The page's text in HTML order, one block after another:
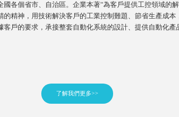
各個省市、自治區。企業本著“為客戶提供工控領域的解
的精神，用技術解決客戶的工業控制難題、節省生產成本
客戶的要求，承接整套自動化系統的設計、提供自動化產
了解我們更多>>